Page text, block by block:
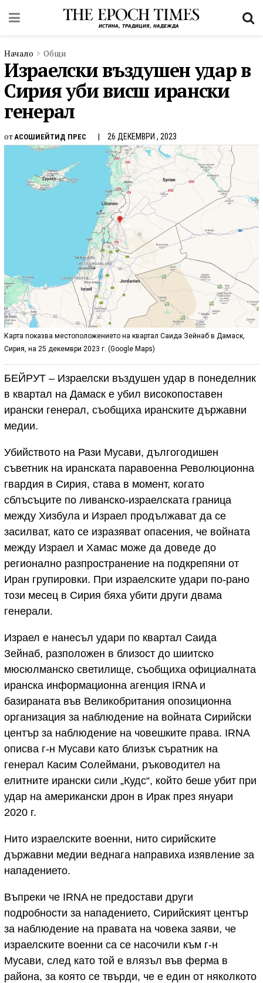
Начало Общи
Израелски въздушен удар в
Сирия уби висш ирански
генерал
от АСОШИЕЙТИД ПРЕС 26 ДЕКЕМВРИ , 2023
Карта показва местоположението на квартал Саида Зейнаб в Дамаск,
Сирия, на 25 декември 2023 г. (Google Maps)
БЕЙРУТ – Израелски въздушен удар в понеделник
в квартал на Дамаск е убил високопоставен
ирански генерал, съобщиха иранските държавни
медии.
Убийството на Рази Мусави, дългогодишен
съветник на иранската паравоенна Революционна
гвардия в Сирия, става в момент, когато
сблъсъците по ливанско-израелската граница
между Хизбула и Израел продължават да се
засилват, като се изразяват опасения, че войната
между Израел и Хамас може да доведе до
регионално разпространение на подкрепяни от
Иран групировки. При израелските удари по-рано
този месец в Сирия бяха убити други двама
генерали.
Израел е нанесъл удари по квартал Саида
Зейнаб, разположен в близост до шиитско
мюсюлманско светилище, съобщиха официалната
иранска информационна агенция IRNA и
базираната във Великобритания опозиционна
организация за наблюдение на войната Сирийски
център за наблюдение на човешките права. IRNA
описва г-н Мусави като близък съратник на
генерал Касим Солеймани, ръководител на
елитните ирански сили „Кудс“, който беше убит при
удар на американски дрон в Ирак през януари
2020 г.
Нито израелските военни, нито сирийските
държавни медии веднага направиха изявление за
нападението.
Въпреки че IRNA не предостави други
подробности за нападението, Сирийският център
за наблюдение на правата на човека заяви, че
израелските военни са се насочили към г-н
Мусави, след като той е влязъл във ферма в
района, за която се твърди, че е един от няколкото